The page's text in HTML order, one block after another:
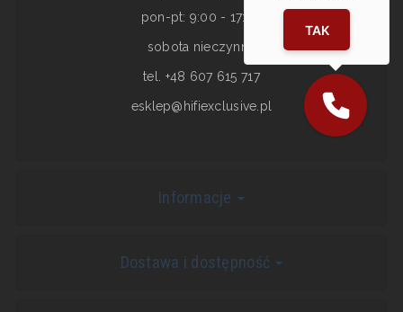
pon-pt: 9:00 - 17:00
sobota nieczynne
tel. +48 607 615 717
esklep@hifiexclusive.pl
Informacje
Dostawa i dostępność
TAK